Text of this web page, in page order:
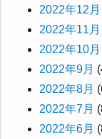
2022年12月
2022年11月
2022年10月
2022年9月
2022年8月
2022年7月
2022年6月